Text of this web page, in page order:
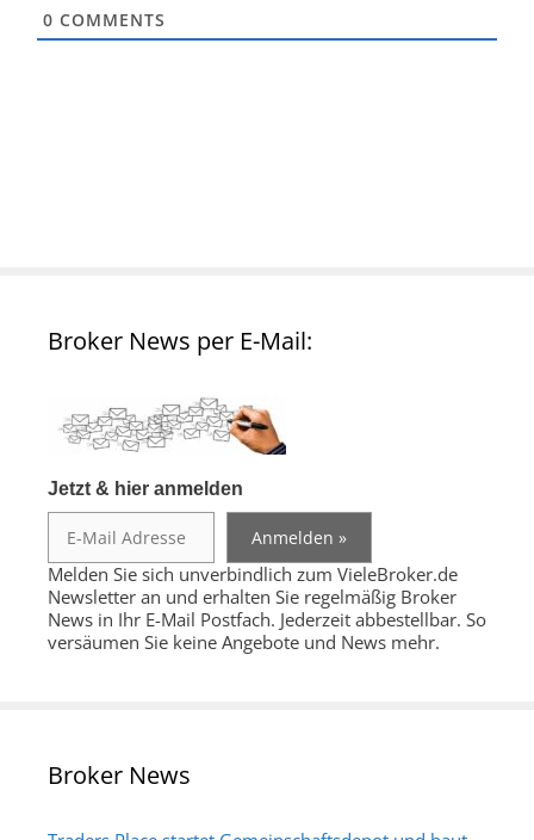
0 COMMENTS
Broker News per E-Mail:
Jetzt & hier anmelden
Melden Sie sich unverbindlich zum VieleBroker.de
Newsletter an und erhalten Sie regelmäßig Broker
News in Ihr E-Mail Postfach. Jederzeit abbestellbar. So
versäumen Sie keine Angebote und News mehr.
Broker News